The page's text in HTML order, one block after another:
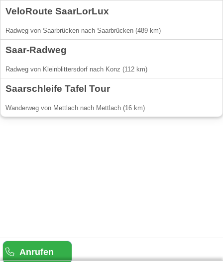
VeloRoute SaarLorLux
Radweg von Saarbrücken nach Saarbrücken (489 km)
Saar-Radweg
Radweg von Kleinblittersdorf nach Konz (112 km)
Saarschleife Tafel Tour
Wanderweg von Mettlach nach Mettlach (16 km)
Anrufen